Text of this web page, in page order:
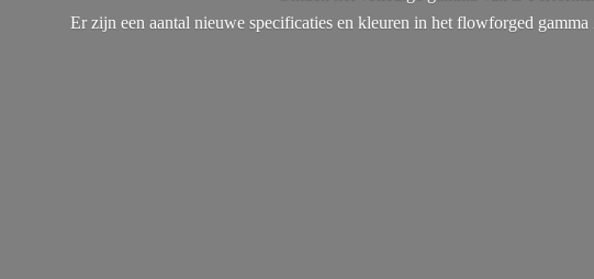
Er zijn een aantal nieuwe specificaties en kleuren in het flowforged